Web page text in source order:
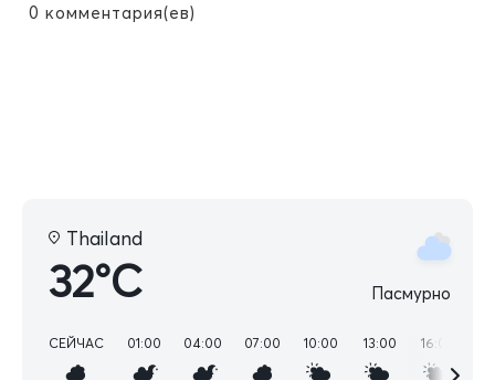
0 комментария(ев)
Thailand
32°C Пасмурно
СЕЙЧАС 01:00 04:00 07:00 10:00 13:00 16:00